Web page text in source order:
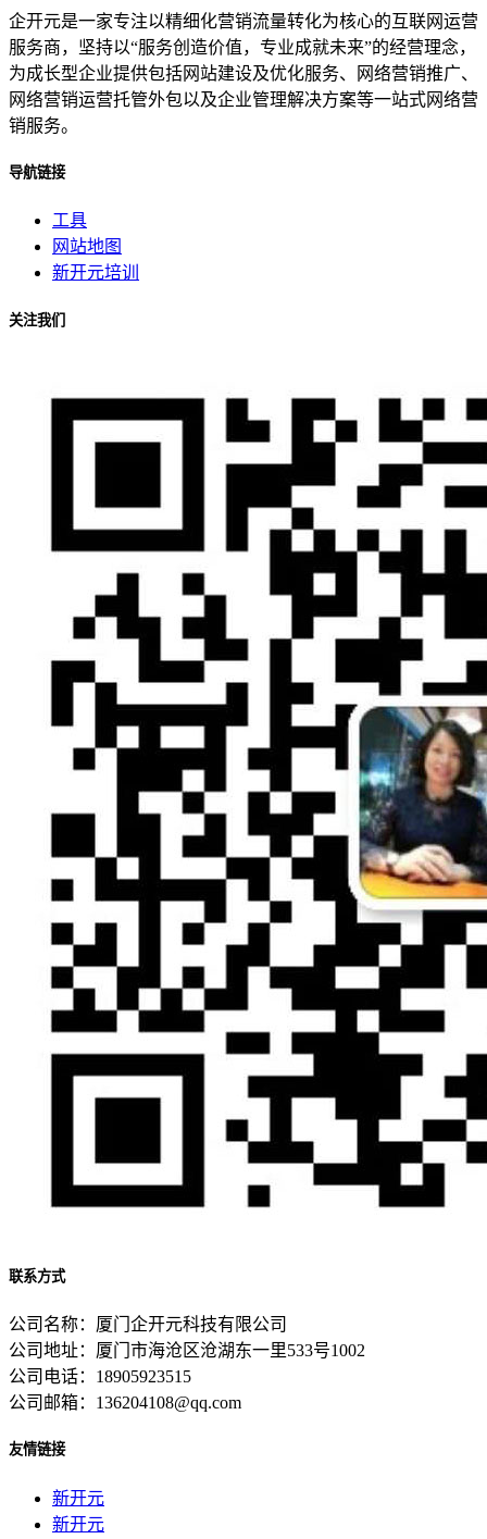
企开元是一家专注以精细化营销流量转化为核心的互联网运营
服务商，坚持以“服务创造价值，专业成就未来”的经营理念，
为成长型企业提供包括网站建设及优化服务、网络营销推广、
网络营销运营托管外包以及企业管理解决方案等一站式网络营
销服务。
导航链接
工具
网站地图
新开元培训
关注我们
联系方式
公司名称：厦门企开元科技有限公司
公司地址：厦门市海沧区沧湖东一里533号1002
公司电话：18905923515
公司邮箱：136204108@qq.com
友情链接
新开元
新开元